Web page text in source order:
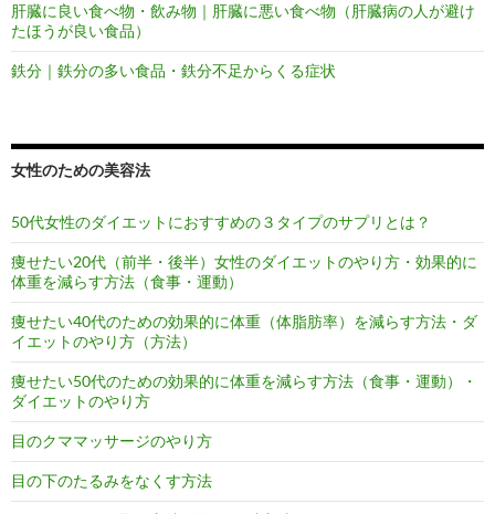
肝臓に良い食べ物・飲み物｜肝臓に悪い食べ物（肝臓病の人が避け
たほうが良い食品）
鉄分｜鉄分の多い食品・鉄分不足からくる症状
女性のための美容法
50代女性のダイエットにおすすめの３タイプのサプリとは？
痩せたい20代（前半・後半）女性のダイエットのやり方・効果的に
体重を減らす方法（食事・運動）
痩せたい40代のための効果的に体重（体脂肪率）を減らす方法・ダ
イエットのやり方（方法）
痩せたい50代のための効果的に体重を減らす方法（食事・運動）・
ダイエットのやり方
目のクママッサージのやり方
目の下のたるみをなくす方法